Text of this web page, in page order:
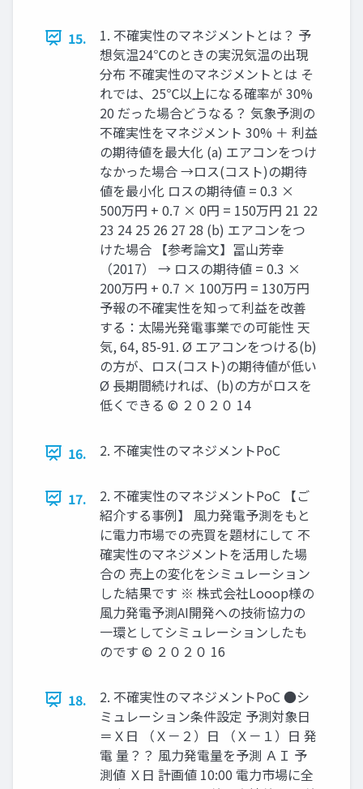
15.
1. 不確実性のマネジメントとは？ 予
想気温24℃のときの実況気温の出現
分布 不確実性のマネジメントとは そ
れでは、25℃以上になる確率が 30%
20 だった場合どうなる？ 気象予測の
不確実性をマネジメント 30% ＋ 利益
の期待値を最⼤化 (a) エアコンをつけ
なかった場合 →ロス(コスト)の期待
値を最⼩化 ロスの期待値 = 0.3 ×
500万円 + 0.7 × 0円 = 150万円 21 22
23 24 25 26 27 28 (b) エアコンをつ
けた場合 【参考論⽂】冨⼭芳幸
（2017） → ロスの期待値 = 0.3 ×
200万円 + 0.7 × 100万円 = 130万円
予報の不確実性を知って利益を改善
する：太陽光発電事業での可能性 天
気, 64, 85-91. Ø エアコンをつける(b)
の⽅が、ロス(コスト)の期待値が低い
Ø ⻑期間続ければ、(b)の⽅がロスを
低くできる © ２０２０ 14
16. 2. 不確実性のマネジメントPoC
17.
2. 不確実性のマネジメントPoC 【ご
紹介する事例】 ⾵⼒発電予測をもと
に電⼒市場での売買を題材にして 不
確実性のマネジメントを活⽤した場
合の 売上の変化をシミュレーション
した結果です ※ 株式会社Looop様の
⾵⼒発電予測AI開発への技術協⼒の
⼀環としてシミュレーションしたも
のです © ２０２０ 16
18.
2. 不確実性のマネジメントPoC ●シ
ミュレーション条件設定 予測対象日
＝Ｘ日 （Ｘ－２）日 （Ｘ－１）日 発
電 量？？ 風力発電量を予測 ＡＩ 予
測値 Ｘ日 計画値 10:00 電力市場に全